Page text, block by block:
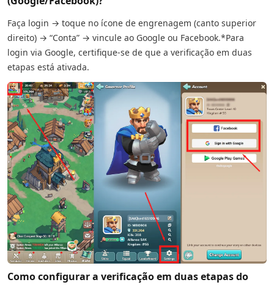
Faça login → toque no ícone de engrenagem (canto superior
direito) → “Conta” → vincule ao Google ou Facebook.*Para
login via Google, certifique-se de que a verificação em duas
etapas está ativada.
Como configurar a verificação em duas etapas do